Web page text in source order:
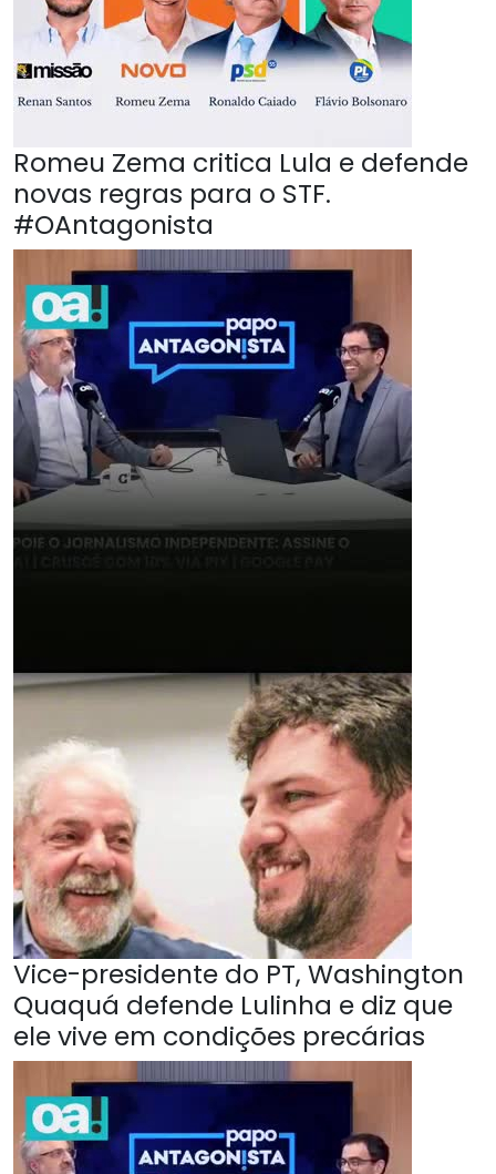
Romeu Zema critica Lula e defende
novas regras para o STF.
#OAntagonista
Vice-presidente do PT, Washington
Quaquá defende Lulinha e diz que
ele vive em condições precárias